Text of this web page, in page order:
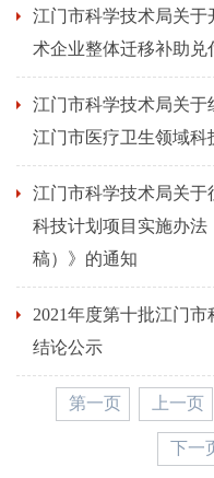
江门市科学技术局关于
术企业整体迁移补助兑
江门市科学技术局关于
江门市医疗卫生领域科
江门市科学技术局关于
科技计划项目实施办法
稿）》的通知
2021年度第十批江门
结论公示
第一页 上一页
下一